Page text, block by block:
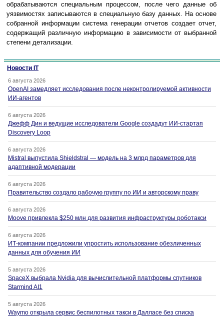
обрабатываются специальным процессом, после чего данные об
уязвимостях записываются в специальную базу данных. На основе
собранной информации система генерации отчетов создает отчет,
содержащий различную информацию в зависимости от выбранной
степени детализации.
Новости IT
6 августа 2026
OpenAI замедляет исследования после неконтролируемой активности
ИИ-агентов
6 августа 2026
Джефф Дин и ведущие исследователи Google создадут ИИ-стартап
Discovery Loop
6 августа 2026
Mistral выпустила Shieldstral — модель на 3 млрд параметров для
адаптивной модерации
6 августа 2026
Правительство создало рабочую группу по ИИ и авторскому праву
6 августа 2026
Moove привлекла $250 млн для развития инфраструктуры роботакси
6 августа 2026
ИТ-компании предложили упростить использование обезличенных
данных для обучения ИИ
5 августа 2026
SpaceX выбрала Nvidia для вычислительной платформы спутников
Starmind AI1
5 августа 2026
Waymo открыла сервис беспилотных такси в Далласе без списка